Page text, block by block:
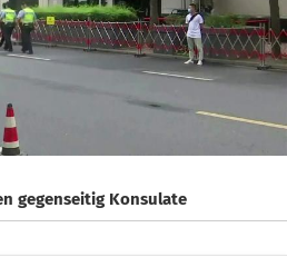
gegenseitig Konsulate